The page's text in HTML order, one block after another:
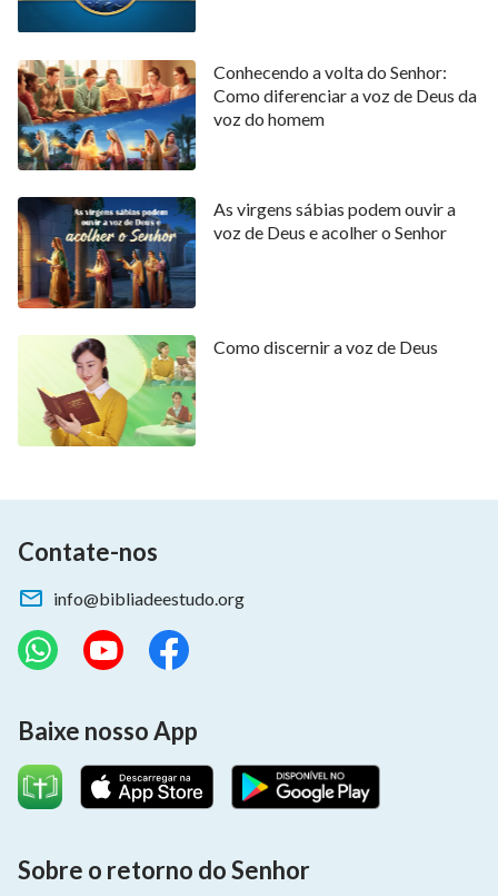
Conhecendo a volta do Senhor:
Como diferenciar a voz de Deus da
voz do homem
As virgens sábias podem ouvir a
voz de Deus e acolher o Senhor
Como discernir a voz de Deus
Contate-nos
info@bibliadeestudo.org
Baixe nosso App
Sobre o retorno do Senhor